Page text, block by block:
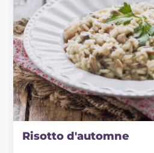
Risotto d'automne